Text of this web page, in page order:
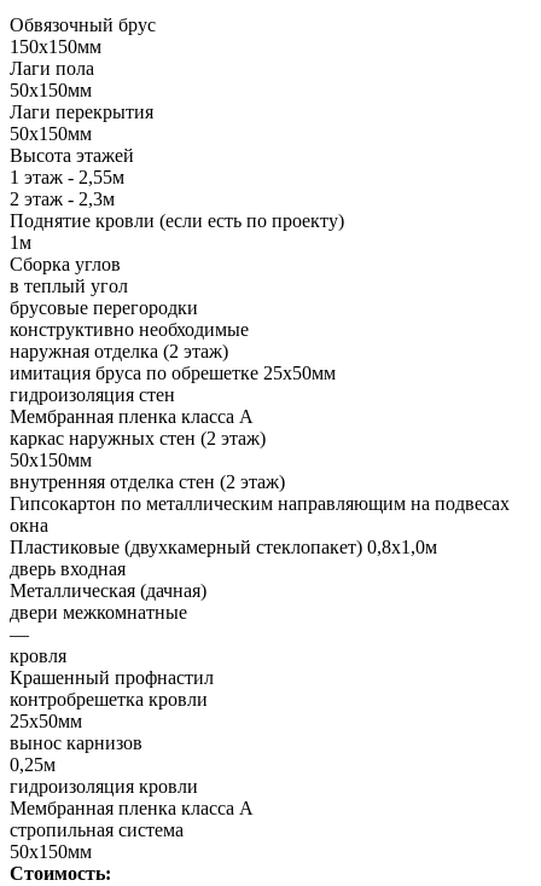
Обвязочный брус
150х150мм
Лаги пола
50х150мм
Лаги перекрытия
50х150мм
Высота этажей
1 этаж - 2,55м
2 этаж - 2,3м
Поднятие кровли (если есть по проекту)
1м
Сборка углов
в теплый угол
брусовые перегородки
конструктивно необходимые
наружная отделка (2 этаж)
имитация бруса по обрешетке 25х50мм
гидроизоляция стен
Мембранная пленка класса А
каркас наружных стен (2 этаж)
50х150мм
внутренняя отделка стен (2 этаж)
Гипсокартон по металлическим направляющим на подвесах
окна
Пластиковые (двухкамерный стеклопакет) 0,8х1,0м
дверь входная
Металлическая (дачная)
двери межкомнатные
—
кровля
Крашенный профнастил
контробрешетка кровли
25х50мм
вынос карнизов
0,25м
гидроизоляция кровли
Мембранная пленка класса А
стропильная система
50х150мм
Стоимость: